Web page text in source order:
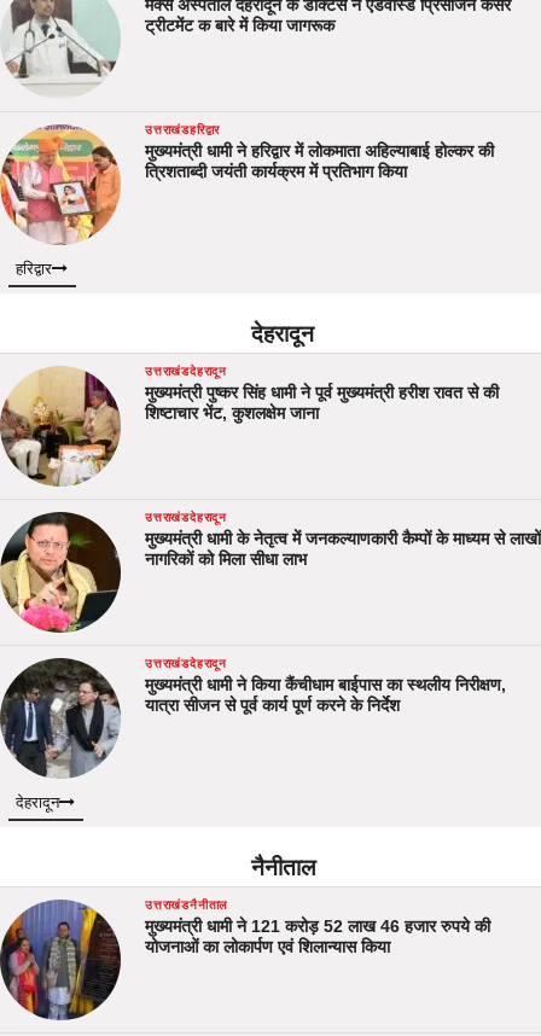
मैक्स अस्पताल देहरादून के डॉक्टर्स ने एडवांस्ड प्रिसीजन कैंसर
ट्रीटमेंट क बारे में किया जागरूक
उत्तराखंडहरिद्वार
मुख्यमंत्री धामी ने हरिद्वार में लोकमाता अहिल्याबाई होल्कर की
त्रिशताब्दी जयंती कार्यक्रम में प्रतिभाग किया
हरिद्वार
देहरादून
उत्तराखंडदेहरादून
मुख्यमंत्री पुष्कर सिंह धामी ने पूर्व मुख्यमंत्री हरीश रावत से की
शिष्टाचार भेंट, कुशलक्षेम जाना
उत्तराखंडदेहरादून
मुख्यमंत्री धामी के नेतृत्व में जनकल्याणकारी कैम्पों के माध्यम से लाखों
नागरिकों को मिला सीधा लाभ
उत्तराखंडदेहरादून
मुख्यमंत्री धामी ने किया कैंचीधाम बाईपास का स्थलीय निरीक्षण,
यात्रा सीजन से पूर्व कार्य पूर्ण करने के निर्देश
देहरादून
नैनीताल
उत्तराखंडनैनीताल
मुख्यमंत्री धामी ने 121 करोड़ 52 लाख 46 हजार रुपये की
योजनाओं का लोकार्पण एवं शिलान्यास किया